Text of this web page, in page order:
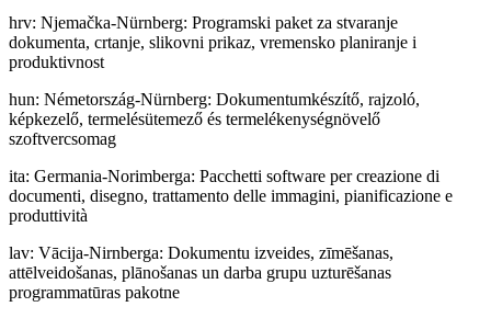
hrv: Njemačka-Nürnberg: Programski paket za stvaranje
dokumenta, crtanje, slikovni prikaz, vremensko planiranje i
produktivnost
hun: Németország-Nürnberg: Dokumentumkészítő, rajzoló,
képkezelő, termelésütemező és termelékenységnövelő
szoftvercsomag
ita: Germania-Norimberga: Pacchetti software per creazione di
documenti, disegno, trattamento delle immagini, pianificazione e
produttività
lav: Vācija-Nirnberga: Dokumentu izveides, zīmēšanas,
attēlveidošanas, plānošanas un darba grupu uzturēšanas
programmatūras pakotne